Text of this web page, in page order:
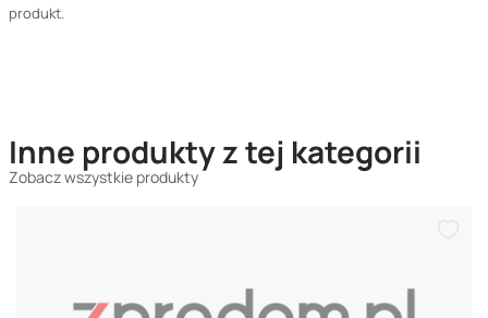
produkt.
Inne produkty z tej kategorii
Zobacz wszystkie produkty